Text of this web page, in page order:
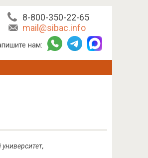
8-800-350-22-65
mail@sibac.info
нам: